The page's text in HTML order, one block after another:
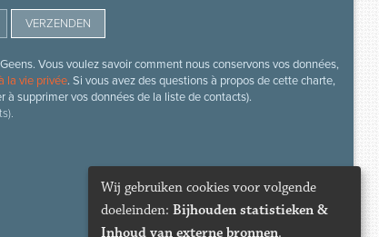
Vous voulez savoir comment nous conservons vos données,
la vie privée. Si vous avez des questions à propos de cette charte,
supprimer vos données de la liste de contacts).
Wij gebruiken cookies voor volgende
doeleinden: Bijhouden statistieken &
Inhoud van externe bronnen.